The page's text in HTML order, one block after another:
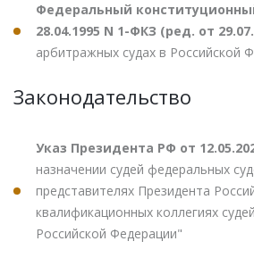
Федеральный
28.04.1995 N 1-ФКЗ (ред. от
арбитражных судах в Российской
Законодательство
Указ Президента РФ от
назначении судей федеральных
представителях Президента
квалификационных коллегиях
Российской Федерации"